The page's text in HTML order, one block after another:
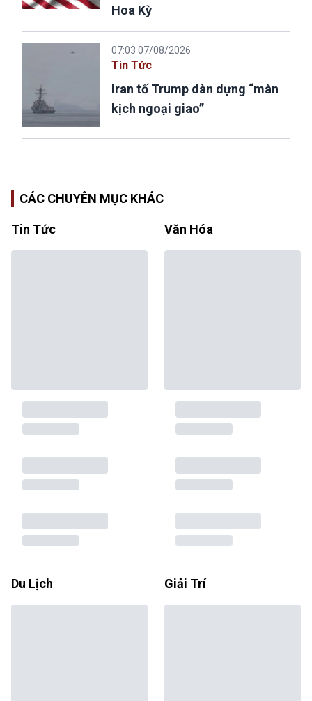
Hoa Kỳ
07:03 07/08/2026
Tin Tức
Iran tố Trump dàn dựng “màn
kịch ngoại giao”
CÁC CHUYÊN MỤC KHÁC
Tin Tức Văn Hóa
Du Lịch Giải Trí